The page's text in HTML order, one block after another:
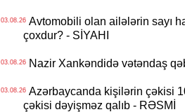
03.08.26Avtomobili olan ailələrin sayı
çoxdur? - SİYAHI
03.08.26Nazir Xankəndidə vətəndaş
03.08.26Azərbaycanda kişilərin çəkisi
çəkisi dəyişməz qalıb - RƏSMİ